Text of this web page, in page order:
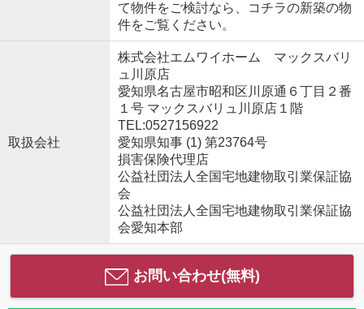
て物件をご検討なら、コチラの新築の物
件をご覧ください。
取扱会社
株式会社エムワイホーム マックスバリ
ュ川原店
愛知県名古屋市昭和区川原通６丁目２番
１号 マックスバリュ川原店１階
TEL:0527156922
愛知県知事 (1) 第23764号
損害保険代理店
公益社団法人全国宅地建物取引業保証協
会
公益社団法人全国宅地建物取引業保証協
会愛知本部
お問い合わせ(無料)